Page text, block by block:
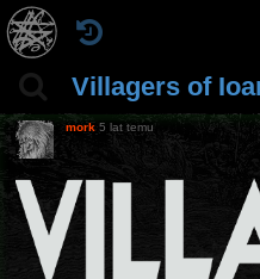
Villagers of
mork 5 lat temu